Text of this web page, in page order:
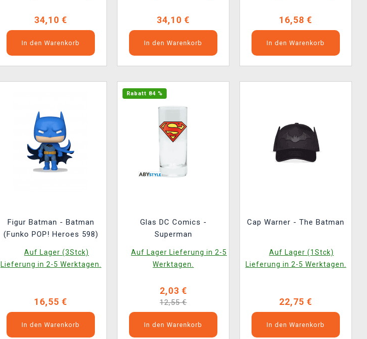
34,10 €
In den Warenkorb
34,10 €
In den Warenkorb
16,58 €
In den Warenkorb
Figur Batman - Batman
(Funko POP! Heroes 598)
Auf Lager (3Stck)
Lieferung in 2-5 Werktagen.
16,55 €
In den Warenkorb
Rabatt 84 %
Glas DC Comics -
Superman
Auf Lager Lieferung in 2-5
Werktagen.
2,03 €
12,55 €
In den Warenkorb
Cap Warner - The Batman
Auf Lager (1Stck)
Lieferung in 2-5 Werktagen.
22,75 €
In den Warenkorb